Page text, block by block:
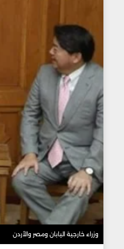
وزراء خارجية اليابان ومصر والأردن